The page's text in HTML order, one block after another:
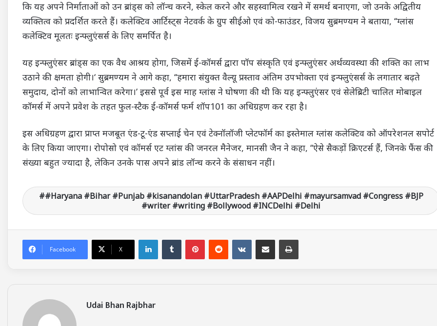
कि यह अपने निर्माताओं को उन ब्रांड्स को लॉन्च करने, स्केल करने और सहस्वामित्व रखने में समर्थ बनाएगा, जो उनके अद्वितीय
व्यक्तित्व को प्रदर्शित करते हैं। कलेक्टिव आर्टिस्ट्स नेटवर्क के ग्रुप सीईओ एवं को-फाउंडर, विजय सुब्रमण्यम ने बताया, ‘‘ग्लांस
कलेक्टिव मूलतः इन्फ्लुएंसर्स के लिए समर्पित है।
यह इन्फ्लुएंसर ब्रांड्स का एक वैध आश्रय होगा, जिसमें ई-कॉमर्स द्वारा पॉप संस्कृति एवं इन्फ्लुएंसर अर्थव्यवस्था की शक्ति का लाभ
उठाने की क्षमता होगी।‘ सुब्रमण्यम ने आगे कहा, ‘‘हमारा संयुक्त वैल्यू प्रस्ताव अंतिम उपभोक्ता एवं इन्फ्लुएंसर्स के लगातार बढ़ते
समुदाय, दोनों को लाभान्वित करेगा।’ इससे पूर्व इस माह ग्लांस ने घोषणा की थी कि यह इन्फ्लुएंसर एवं सेलेब्रिटी चालित मोबाइल
कॉमर्स में अपने प्रवेश के तहत फुल-स्टैक ई-कॉमर्स फर्म शॉप101 का अधिग्रहण कर रहा है।
इस अधिग्रहण द्वारा प्राप्त मजबूत एंड-टू-एंड सप्लाई चेन एवं टेक्नॉलॉजी प्लेटफॉर्म का इस्तेमाल ग्लांस कलेक्टिव को ऑपरेशनल सपोर्ट
के लिए किया जाएगा। रोपोसो एवं कॉमर्स एट ग्लांस की जनरल मैनेजर, मानसी जैन ने कहा, ‘‘ऐसे सैकड़ों क्रिएटर्स हैं, जिनके फैंस की
संख्या बहुत ज्यादा है, लेकिन उनके पास अपने ब्रांड लॉन्च करने के संसाधन नहीं।
#Haryana #Bihar #Punjab #kisanandolan #UttarPradesh #AAPDelhi #mayursamvad #Congress #BJP
#writer #writing #Bollywood #INCDelhi #Delhi
Facebook X
LinkedIn VKontakte
Udai Bhan Rajbhar